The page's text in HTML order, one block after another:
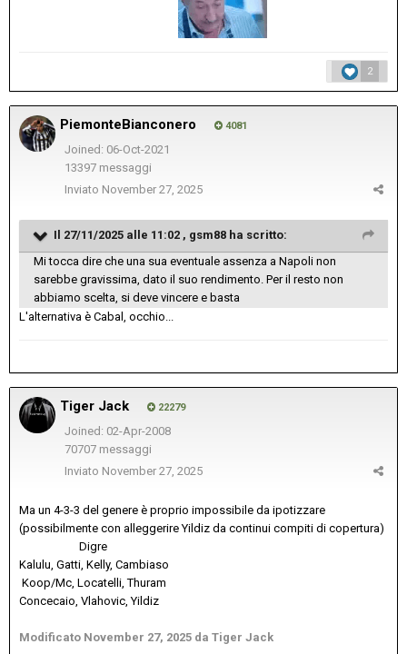
2
PiemonteBianconero 4081
Joined: 06-Oct-2021
13397 messaggi
Inviato November 27, 2025
Il 27/11/2025 alle 11:02 , gsm88 ha scritto:
Mi tocca dire che una sua eventuale assenza a Napoli non
sarebbe gravissima, dato il suo rendimento. Per il resto non
abbiamo scelta, si deve vincere e basta
L'alternativa è Cabal, occhio...
Tiger Jack 22279
Joined: 02-Apr-2008
70707 messaggi
Inviato November 27, 2025
Ma un 4-3-3 del genere è proprio impossibile da ipotizzare
(possibilmente con alleggerire Yildiz da continui compiti di copertura)
Digre
Kalulu, Gatti, Kelly, Cambiaso
Koop/Mc, Locatelli, Thuram
Concecaio, Vlahovic, Yildiz
Modificato November 27, 2025 da Tiger Jack